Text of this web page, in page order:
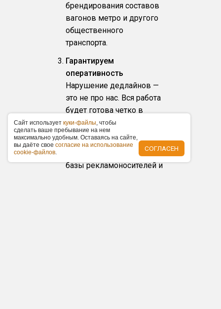
брендирования составов
вагонов метро и другого
общественного
транспорта.
Гарантируем
оперативность
Нарушение дедлайнов —
это не про нас. Вся работа
будет готова четко в
оговоренные сроки.
Низкие цены
За счет наличия объемной
базы рекламоносителей и
Caйт иcпoльзуeт куки-фaйлы, чтoбы
cдeлaть вaшe пpeбывaниe нa нeм
мaкcимaльнo удoбным. Ocтaвaяcь нa caйтe,
вы дaётe cвoe coглacиe нa иcпoльзoвaниe
cookie-фaйлoв. СОГЛАСЕН